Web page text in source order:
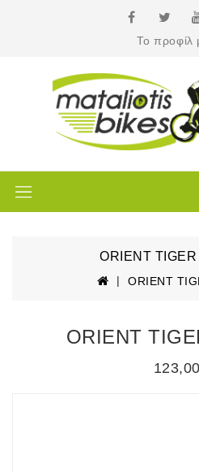
Το προφίλ
ORIENT TIGER
ORIENT
ORIENT